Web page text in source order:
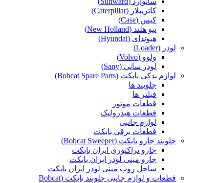
کاترپیلار (Caterpillar)
کیس (Case)
نیو هلند (New Holland)
هیوندای (Hyundai)
لودر (Loader)
ولوو (Volvo)
لودر سانی (Sany)
لوازم یدکی بابکت (Bobcat Spare Parts)
جلوبند ها
فیلتر ها
قطعات موتور
قطعات هیدرولیک
لوازم جانبی
قطعات برقی بابکت
جلوبند جارو بابکت (Bobcat Sweeper)
جارو تراکتوری ایران بابکت
جارو مینی لودر ایران بابکت
ساحل روب مینی لودر ایران بابکت
قطعات و لوازم جانبی جلوبند بابکت (Bobcat